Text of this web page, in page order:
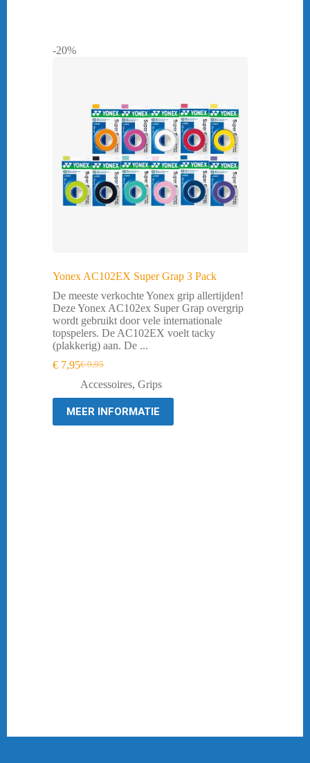
-20%
Yonex AC102EX Super Grap 3 Pack
De meeste verkochte Yonex grip allertijden!
Deze Yonex AC102ex Super Grap overgrip
wordt gebruikt door vele internationale
topspelers. De AC102EX voelt tacky
(plakkerig) aan. De ...
€9,95
Oorspronkelijke
prijs
€ 9,95.
€ 7,95Huidige
prijs
€ 7,95.
Accessoires, Grips
MEER INFORMATIE